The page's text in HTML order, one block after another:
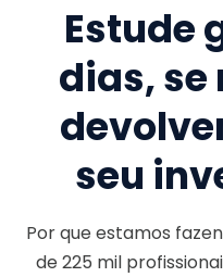
Estude
dias, se
seu
Por que estamos
de225 mil